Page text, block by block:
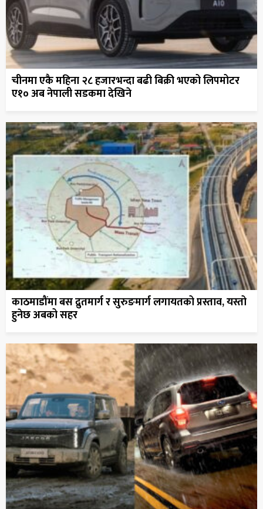
चीनमा एकै महिना २८ हजारभन्दा बढी बिक्री भएको लिपमोटर
ए१० अब नेपाली सडकमा देखिने
काठमाडौंमा बस द्रुतमार्ग र सुरुङमार्ग लगायतको प्रस्ताव, यस्तो
हुनेछ अबको सहर